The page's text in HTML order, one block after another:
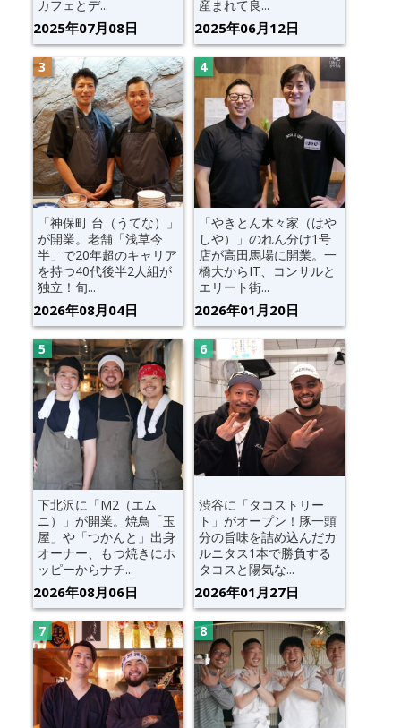
カフェとデ...
2025年07月08日
産まれて良...
2025年06月12日
「神保町 台（うてな）」
が開業。老舗「浅草今
半」で20年超のキャリア
を持つ40代後半2人組が
独立！旬...
2026年08月04日
「やきとん木々家（はや
しや）」のれん分け1号
店が高田馬場に開業。一
橋大からIT、コンサルと
エリート街...
2026年01月20日
下北沢に「M2（エム
ニ）」が開業。焼鳥「玉
屋」や「つかんと」出身
オーナー、もつ焼きにホ
ッピーからナチ...
2026年08月06日
渋谷に「タコストリー
ト」がオープン！豚一頭
分の旨味を詰め込んだカ
ルニタス1本で勝負する
タコスと陽気な...
2026年01月27日